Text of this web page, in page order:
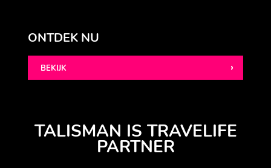
ONTDEK NU
BEKIJK
TALISMAN IS TRAVELIFE
PARTNER